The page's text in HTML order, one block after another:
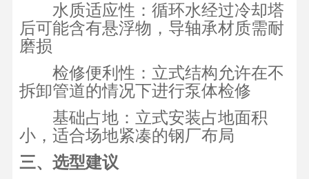
水质适应性：循环水经过冷却塔
后可能含有悬浮物，导轴承材质需耐
磨损
检修便利性：立式结构允许在不
拆卸管道的情况下进行泵体检修
基础占地：立式安装占地面积
小，适合场地紧凑的钢厂布局
三、选型建议